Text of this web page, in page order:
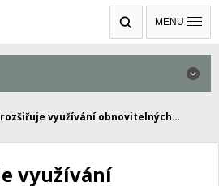
MENU
využívání obnovitelných…
využívání